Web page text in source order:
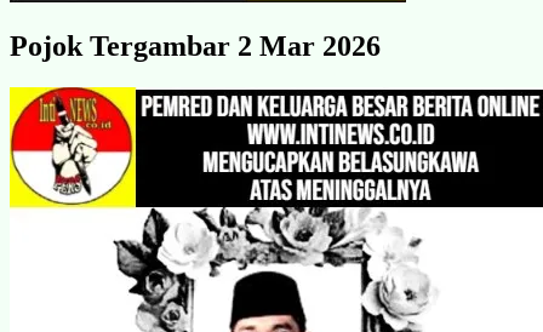
Pojok Tergambar 2 Mar 2026